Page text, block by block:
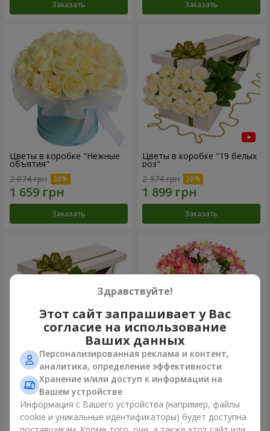
Заказать Заказать
Цветы в коробке "Нежные
объятия"
2 074 грн
Заказать
Цветы в коробке "19 белых
роз"
2 374 грн
Заказать
Цветы в коробке "15
розовых роз"
2 540 грн
Заказать
Букет "Сказка для двоих!"
Заказать
Здравствуйте!
Этот сайт запрашивает у Вас
согласие на использование
Ваших данных
Персонализированная реклама и контент,
аналитика, определение эффективности
Хранение и/или доступ к информации на
Вашем устройстве
Информация с Вашего устройства (например, файлы
cookie и уникальные идентификаторы) будет доступна